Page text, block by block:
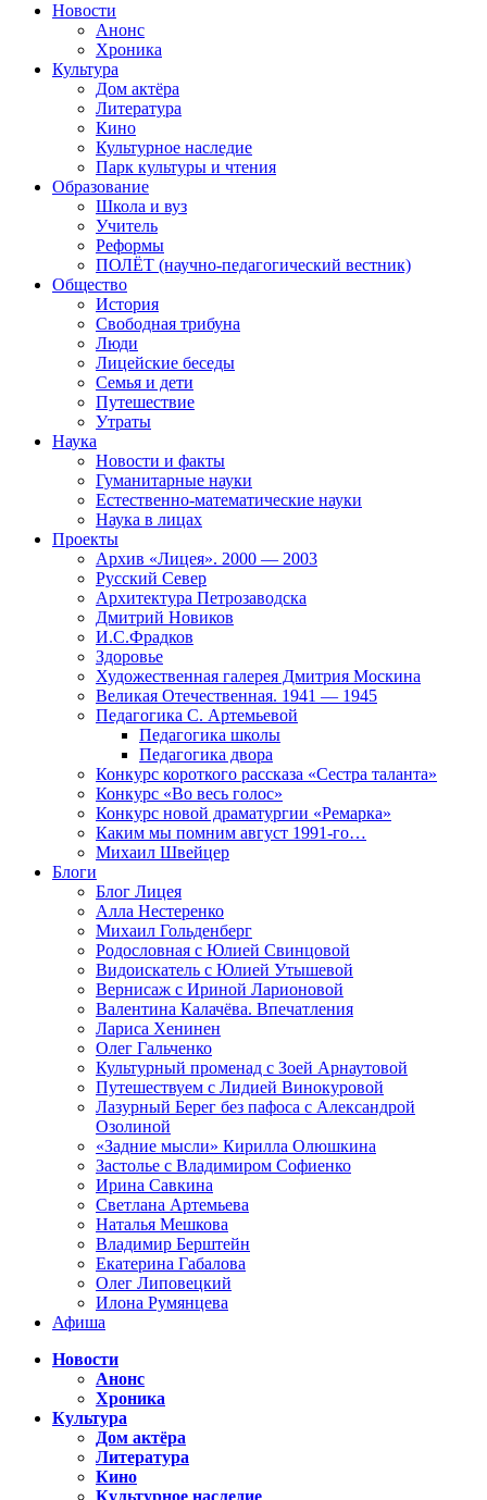
Новости
Анонс
Хроника
Культура
Дом актёра
Литература
Кино
Культурное наследие
Парк культуры и чтения
Образование
Школа и вуз
Учитель
Реформы
ПОЛЁТ (научно-педагогический вестник)
Общество
История
Свободная трибуна
Люди
Лицейские беседы
Семья и дети
Путешествие
Утраты
Наука
Новости и факты
Гуманитарные науки
Естественно-математические науки
Наука в лицах
Проекты
Архив «Лицея». 2000 — 2003
Русский Север
Архитектура Петрозаводска
Дмитрий Новиков
И.С.Фрадков
Здоровье
Художественная галерея Дмитрия Москина
Великая Отечественная. 1941 — 1945
Педагогика С. Артемьевой
Педагогика школы
Педагогика двора
Конкурс короткого рассказа «Сестра таланта»
Конкурс «Во весь голос»
Конкурс новой драматургии «Ремарка»
Каким мы помним август 1991-го…
Михаил Швейцер
Блоги
Блог Лицея
Алла Нестеренко
Михаил Гольденберг
Родословная с Юлией Свинцовой
Видоискатель с Юлией Утышевой
Вернисаж с Ириной Ларионовой
Валентина Калачёва. Впечатления
Лариса Хенинен
Олег Гальченко
Культурный променад с Зоей Арнаутовой
Путешествуем с Лидией Винокуровой
Лазурный Берег без пафоса с Александрой
Озолиной
«Задние мысли» Кирилла Олюшкина
Застолье с Владимиром Софиенко
Ирина Савкина
Светлана Артемьева
Наталья Мешкова
Владимир Берштейн
Екатерина Габалова
Олег Липовецкий
Илона Румянцева
Афиша
Новости
Анонс
Хроника
Культура
Дом актёра
Литература
Кино